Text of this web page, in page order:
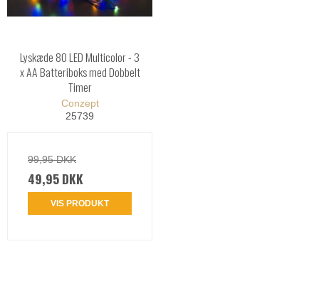
Lyskæde 80 LED Multicolor - 3
x AA Batteriboks med Dobbelt
Timer
Conzept
25739
99,95 DKK
49,95 DKK
VIS PRODUKT